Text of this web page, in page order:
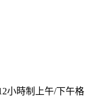
小時制上午/下午格